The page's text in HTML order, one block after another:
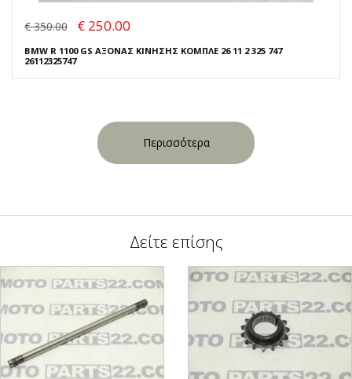
€ 350.00 € 250.00
BMW R 1100 GS ΑΞΟΝΑΣ ΚΙΝΗΣΗΣ ΚΟΜΠΛΕ 26 11 2 325 747
26112325747
Περισσότερα
Δείτε επίσης